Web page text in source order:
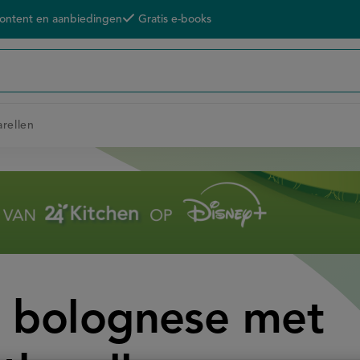
en aanbiedingen Gratis e-books
bolognese met